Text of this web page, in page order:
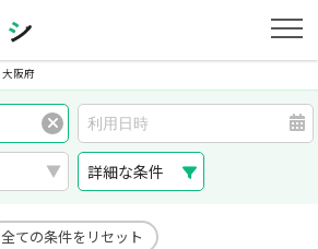
大阪府
詳細な条件
全ての条件をリセット